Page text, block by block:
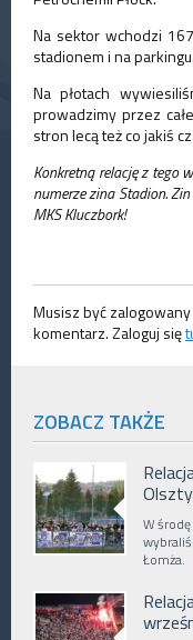
Na sektor wchodzi
stadionem i na parkingu.
Na płotach
prowadzimy przez
stron lecą też co jakiś
Konkretną relację z tego
numerze zina Stadion.
MKS Kluczbork!
Musisz być
komentarz. Zaloguj się
ZOBACZ TAKŻE
W
Łomża.